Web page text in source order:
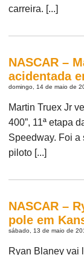
carreira. [...]
NASCAR –
acidentada
domingo, 14 de maio de
Martin Truex Jr
400”, 11ª etapa
Speedway. Foi a
piloto [...]
NASCAR –
pole em
sábado, 13 de maio de
Ryan Blaney vai